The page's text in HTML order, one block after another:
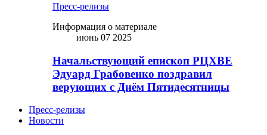
Пресс-релизы
Информация о материале
июнь 07 2025
Начальствующий епископ РЦХВЕ
Эдуард Грабовенко поздравил
верующих с Днём Пятидесятницы
Пресс-релизы
Новости